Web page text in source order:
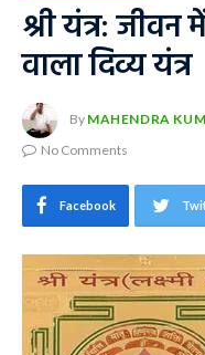
श्री यंत्र:
वाला दिव्य यंत्र
By MAHENDRA
No Comments
Facebook